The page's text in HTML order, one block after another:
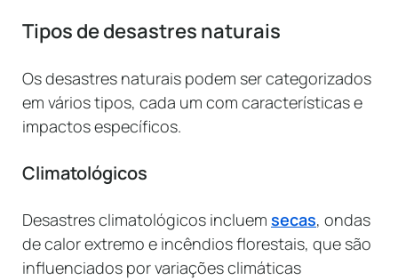
Tipos de desastres naturais
Os desastres naturais podem ser categorizados
em vários tipos, cada um com características e
impactos específicos.
Climatológicos
Desastres climatológicos incluem secas, ondas
de calor extremo e incêndios florestais, que são
influenciados por variações climáticas